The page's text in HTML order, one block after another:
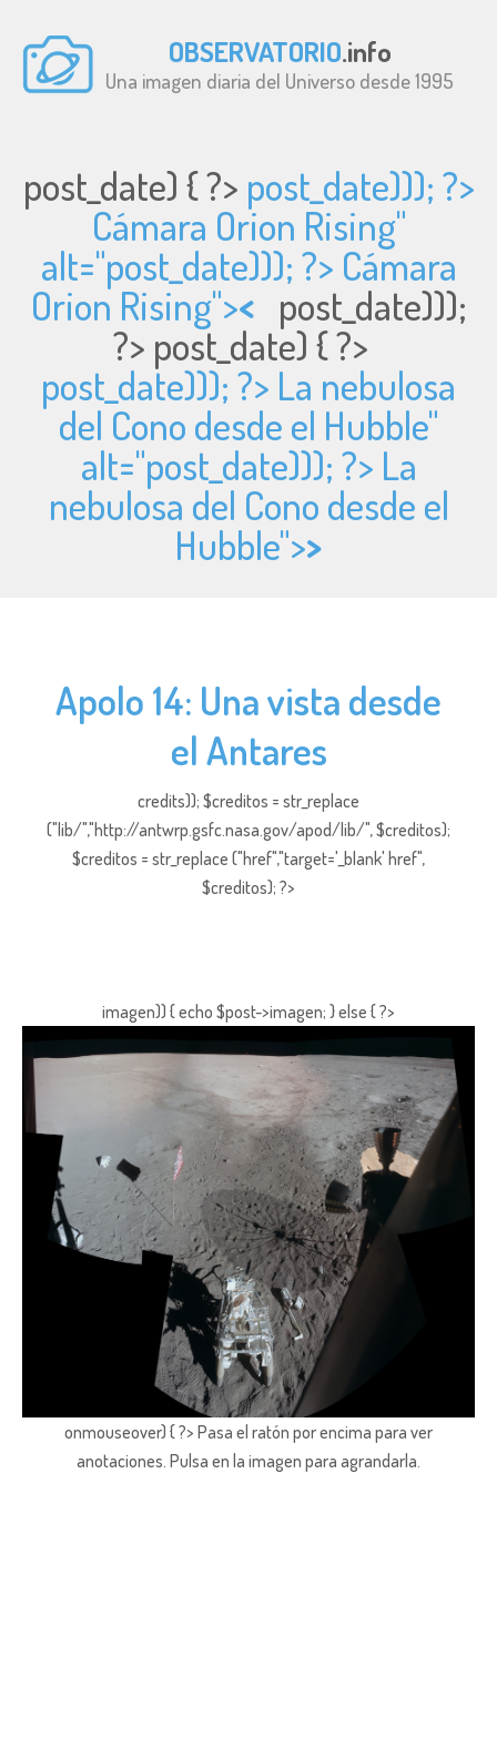
OBSERVATORIO.info
Una imagen diaria del Universo desde 1995
post_date) { ?> post_date))); ?>
Cámara Orion Rising"
alt="post_date))); ?> Cámara
Orion Rising">< post_date)));
?> post_date) { ?>
post_date))); ?> La nebulosa
del Cono desde el Hubble"
alt="post_date))); ?> La
nebulosa del Cono desde el
Hubble">>
Apolo 14: Una vista desde
el Antares
credits)); $creditos = str_replace
("lib/","http://antwrp.gsfc.nasa.gov/apod/lib/", $creditos);
$creditos = str_replace ("href","target='_blank' href",
$creditos); ?>
imagen)) { echo $post->imagen; } else { ?>
onmouseover) { ?> Pasa el ratón por encima para ver
anotaciones. Pulsa en la imagen para agrandarla.